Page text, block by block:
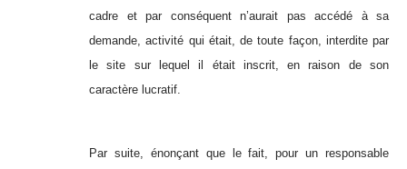
cadre et par conséquent n’aurait pas accédé à sa
demande, activité qui était, de toute façon, interdite par
le site sur lequel il était inscrit, en raison de son
caractère lucratif.
Par suite, énonçant que le fait, pour un responsable